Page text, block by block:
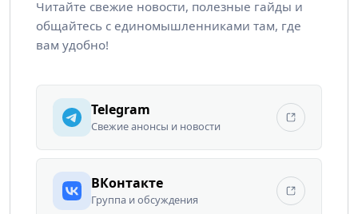
Читайте свежие новости, полезные гайды и
общайтесь с единомышленниками там, где
вам удобно!
Telegram
Свежие анонсы и новости
ВКонтакте
Группа и обсуждения